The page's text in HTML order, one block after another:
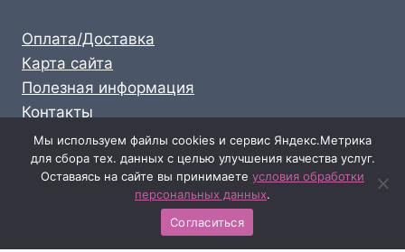
Оплата/Доставка
Карта сайта
Полезная информация
Контакты
Личный кабинет
Опт: 8-928-164-22-43
Розница: 8-989-711-58-47
Мы используем файлы cookies и сервис Яндекс.Метрика
для сбора тех. данных с целью улучшения качества услуг.
Оставаясь на сайте вы принимаете условия обработки
персональных данных.
Согласиться